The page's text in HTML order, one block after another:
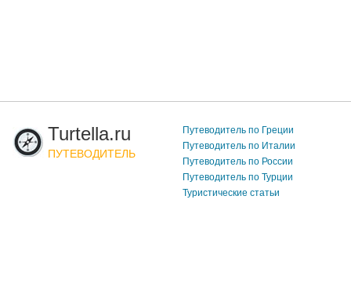
Turtella.ru
ПУТЕВОДИТЕЛЬ
Путеводитель по Греции
Путеводитель по Италии
Путеводитель по России
Путеводитель по Турции
Туристические статьи